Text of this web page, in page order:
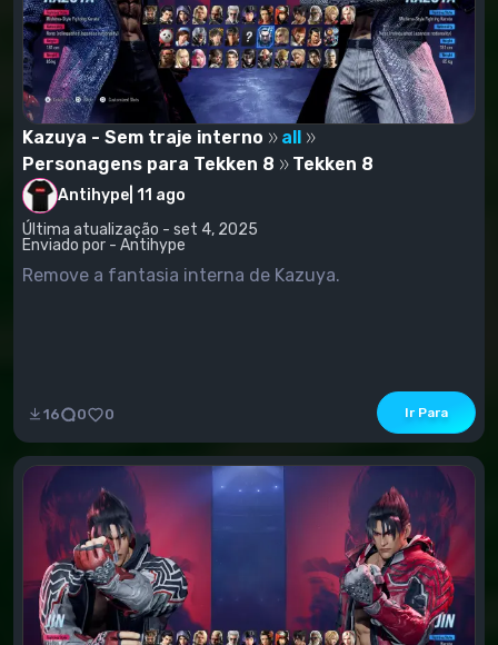
Kazuya - Sem traje interno
all
Personagens para Tekken 8
Tekken 8
Antihype 11 ago
Última atualização - set 4, 2025
Enviado por - Antihype
Remove a fantasia interna de Kazuya.
16 0 0 Ir Para